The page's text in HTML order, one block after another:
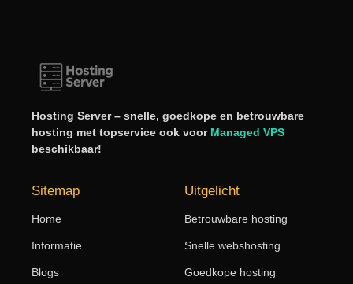
Hosting Server – snelle, goedkope en betrouwbare
hosting met topservice ook voor Managed VPS
beschikbaar!
Sitemap
Home
Informatie
Blogs
Uitgelicht
Betrouwbare hosting
Snelle webshosting
Goedkope hosting